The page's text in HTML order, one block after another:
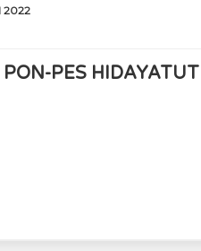
2022
PON-PES